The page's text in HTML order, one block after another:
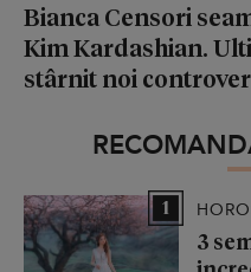
Bianca Censori
Kim Kardashian.
stârnit noi
1
3